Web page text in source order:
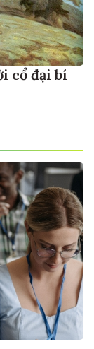
cổ đại bí